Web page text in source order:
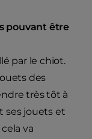
pouvant être
par le chiot.
des
très tôt à
ses jouets et
va